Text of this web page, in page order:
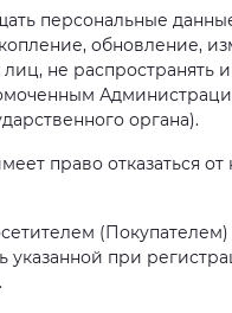
персональные
обновление,
не распространять
органа).
право отказаться
указанной при